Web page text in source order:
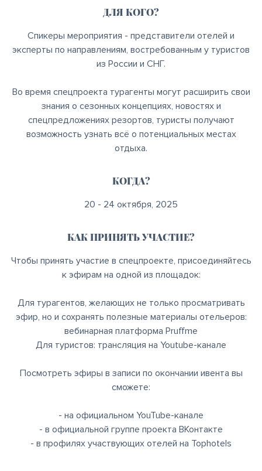
ДЛЯ КОГО?
Спикеры мероприятия - представители отелей и
эксперты по направлениям, востребованным у туристов
из России и СНГ.
Во время спецпроекта турагенты могут расширить свои
знания о сезонных концепциях, новостях и
спецпредложениях резортов, туристы получают
возможность узнать всё о потенциальных местах
отдыха.
КОГДА?
20 - 24 октября, 2025
КАК ПРИНЯТЬ УЧАСТИЕ?
Чтобы принять участие в спецпроекте, присоединяйтесь
к эфирам на одной из площадок:
Для турагентов, желающих не только просматривать
эфир, но и сохранять полезные материалы отельеров:
вебинарная платформа Pruffme
Для туристов: трансляция на Youtube-канале
Посмотреть эфиры в записи по окончании ивента вы
сможете:
- на официальном YouTube-канале
- в официальной группе проекта ВКонтакте
- в профилях участвующих отелей на Tophotels